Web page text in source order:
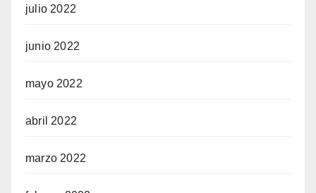
julio 2022
junio 2022
mayo 2022
abril 2022
marzo 2022